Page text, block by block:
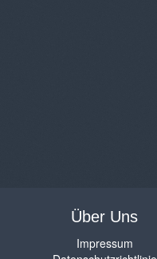
Über Uns
Impressum